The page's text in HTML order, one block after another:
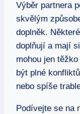
Výběr partnera
skvělým
⁤doplněk.
doplňují a mají
mohou​ jen‌
být plné
nebo‌ spíše‍
Podívejte se‍ na⁣